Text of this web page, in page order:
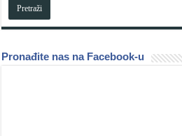
Pronađite nas na Facebook-u